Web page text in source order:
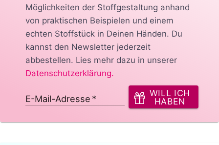
Möglichkeiten der Stoffgestaltung anhand
von praktischen Beispielen und einem
echten Stoffstück in Deinen Händen. Du
kannst den Newsletter jederzeit
abbestellen. Lies mehr dazu in unserer
Datenschutzerklärung.
E-Mail-Adresse *
WILL ICH
HABEN